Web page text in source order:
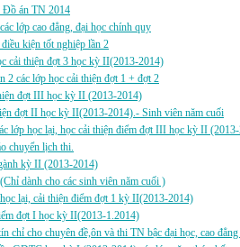
Đồ án TN 2014
lớp cao đẳng, đại học chính quy
kiện tốt nghiệp lần 2
cải thiện đợt 3 học kỳ II(2013-2014)
2 các lớp học cải thiện đợt 1 + đợt 2
đợt III học kỳ II (2013-2014)
đợt II học kỳ II(2013-2014).- Sinh viên năm cuối
lớp học lại, học cải thiện điểm đợt III học kỳ II
chuyển lịch thi.
kỳ II (2013-2014)
dành cho các sinh viên năm cuối )
lại, cải thiện điểm đợt 1 kỳ II(2013-2014)
đợt I học kỳ II(2013-1.2014)
chỉ cho chuyên đề,ôn và thi TN bậc đại học, cao